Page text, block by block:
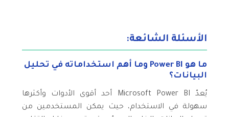
الأسئلة الشائعة:
ما هو Power BI وما أهم استخداماته في تحليل
البيانات؟
يُعدّ Microsoft Power BI أحد أقوى الأدوات وأكثرها
سهولة في الاستخدام، حيث يمكن المستخدمين من